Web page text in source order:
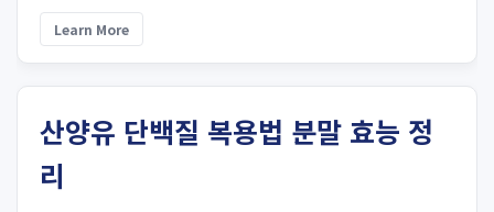
Learn More
산양유 단백질 복용법 분말 효능 정
리